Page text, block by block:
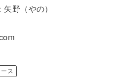
野（やの）
ス